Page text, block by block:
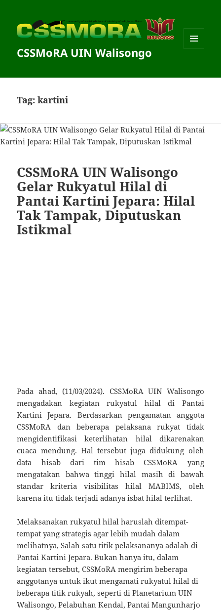
CSSMoRA UIN Walisongo
Tag:kartini
CSSMoRA UIN Walisongo
Gelar Rukyatul Hilal di
Pantai Kartini Jepara: Hilal
Tak Tampak, Diputuskan
Istikmal
Pada ahad, (11/03/2024). CSSMoRA UIN Walisongo
mengadakan kegiatan rukyatul hilal di Pantai
Kartini Jepara. Berdasarkan pengamatan anggota
CSSMoRA dan beberapa pelaksana rukyat tidak
mengidentifikasi keterlihatan hilal dikarenakan
cuaca mendung. Hal tersebut juga didukung oleh
data hisab dari tim hisab CSSMoRA yang
mengatakan bahwa tinggi hilal masih di bawah
standar kriteria visibilitas hilal MABIMS, oleh
karena itu tidak terjadi adanya isbat hilal terlihat.
Melaksanakan rukyatul hilal haruslah ditempat-
tempat yang strategis agar lebih mudah dalam
melihatnya, Salah satu titik pelaksananya adalah di
Pantai Kartini Jepara. Bukan hanya itu, dalam
kegiatan tersebut, CSSMoRA mengirim beberapa
anggotanya untuk ikut mengamati rukyatul hilal di
beberapa titik rukyah, seperti di Planetarium UIN
Walisongo, Pelabuhan Kendal, Pantai Mangunharjo